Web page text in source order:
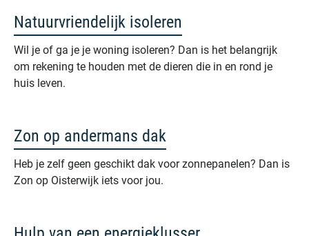
Natuurvriendelijk isoleren
Wil je of ga je je woning isoleren? Dan is het belangrijk
om rekening te houden met de dieren die in en rond je
huis leven.
Zon op andermans dak
Heb je zelf geen geschikt dak voor zonnepanelen? Dan is
Zon op Oisterwijk iets voor jou.